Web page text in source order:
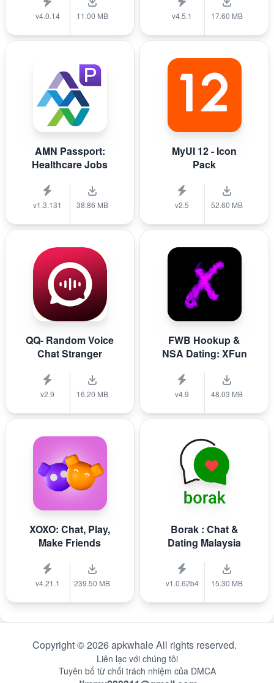
v4.0.14 11.00 MB v4.5.1 17.60 MB
AMN Passport:
Healthcare Jobs
v1.3.131 38.86 MB
MyUI 12 - Icon
Pack
v2.5 52.60 MB
QQ- Random Voice
Chat Stranger
v2.9 16.20 MB
FWB Hookup &
NSA Dating: XFun
v4.9 48.03 MB
XOXO: Chat, Play,
Make Friends
v4.21.1 239.50 MB
Borak : Chat &
Dating Malaysia
v1.0.62b4 15.30 MB
Copyright © 2026 apkwhale All rights reserved.
Liên lạc với chúng tôi
Tuyên bố từ chối trách nhiệm của DMCA